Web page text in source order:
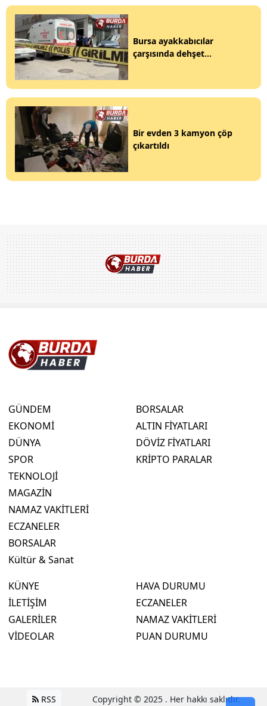
Bursa ayakkabıcılar
çarşısında dehşet...
Bir evden 3 kamyon çöp
çıkartıldı
GÜNDEM
EKONOMİ
DÜNYA
SPOR
TEKNOLOJİ
MAGAZİN
NAMAZ VAKİTLERİ
ECZANELER
BORSALAR
Kültür & Sanat
BORSALAR
ALTIN FİYATLARI
DÖVİZ FİYATLARI
KRİPTO PARALAR
KÜNYE
İLETİŞİM
GALERİLER
VİDEOLAR
HAVA DURUMU
ECZANELER
NAMAZ VAKİTLERİ
PUAN DURUMU
RSS Copyright © 2025 . Her hakkı saklıdır.